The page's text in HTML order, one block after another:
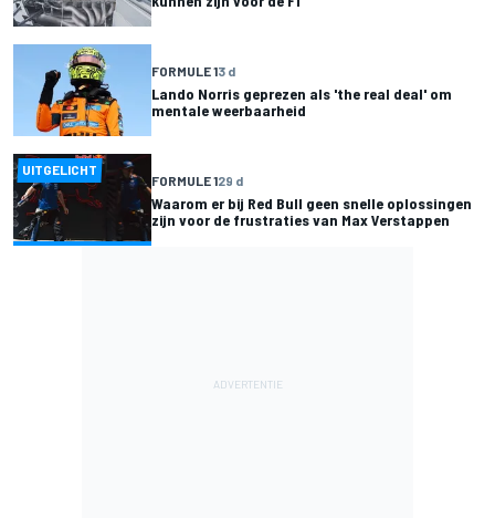
FORMULE 13 d
Lando Norris geprezen als 'the real deal' om
mentale weerbaarheid
UITGELICHT
FORMULE 129 d
Waarom er bij Red Bull geen snelle oplossingen
zijn voor de frustraties van Max Verstappen